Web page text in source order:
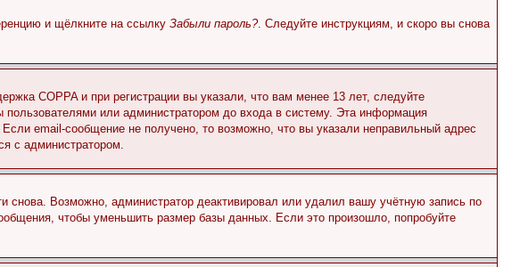
и щёлкните на ссылку Забыли пароль?. Следуйте инструкциям, и скоро вы снова
COPPA и при регистрации вы указали, что вам менее 13 лет, следуйте
или администратором до входа в систему. Эта информация
email-сообщение не получено, то возможно, что вы указали неправильный адрес
с администратором.
снова. Возможно, администратор деактивировал или удалил вашу учётную запись по
чтобы уменьшить размер базы данных. Если это произошло, попробуйте